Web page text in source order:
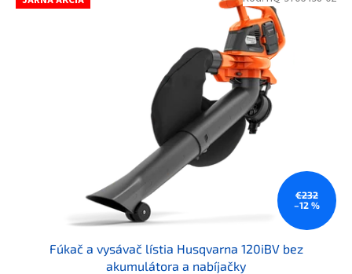
€232
–12 %
Fúkač a vysávač lístia Husqvarna 120iBV bez
akumulátora a nabíjačky